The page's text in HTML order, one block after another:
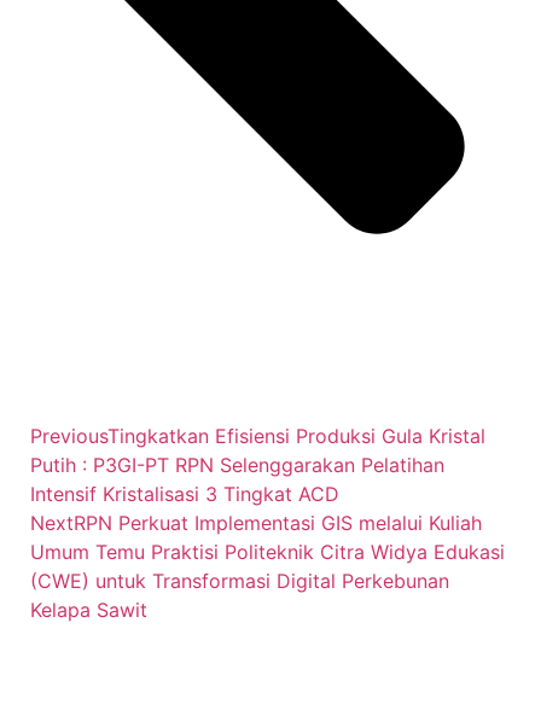
PreviousTingkatkan Efisiensi Produksi Gula Kristal
Putih : P3GI-PT RPN Selenggarakan Pelatihan
Intensif Kristalisasi 3 Tingkat ACD
NextRPN Perkuat Implementasi GIS melalui Kuliah
Umum Temu Praktisi Politeknik Citra Widya Edukasi
(CWE) untuk Transformasi Digital Perkebunan
Kelapa Sawit